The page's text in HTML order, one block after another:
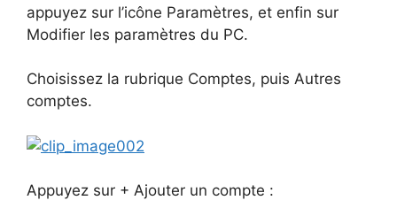
appuyez sur l’icône Paramètres, et enfin sur
Modifier les paramètres du PC.
Choisissez la rubrique Comptes, puis Autres
comptes.
Appuyez sur + Ajouter un compte :